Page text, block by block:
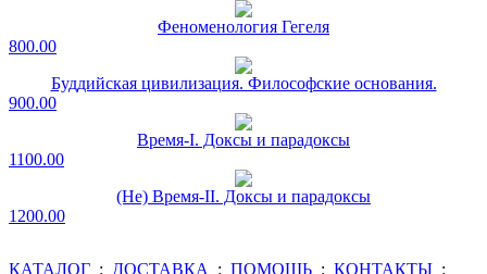
Феноменология Гегеля
800.00
Буддийская цивилизация. Философские основания.
900.00
Время-I. Доксы и парадоксы
1100.00
(Не) Время-II. Доксы и парадоксы
1200.00
КАТАЛОГ : ДОСТАВКА : ПОМОЩЬ : КОНТАКТЫ :